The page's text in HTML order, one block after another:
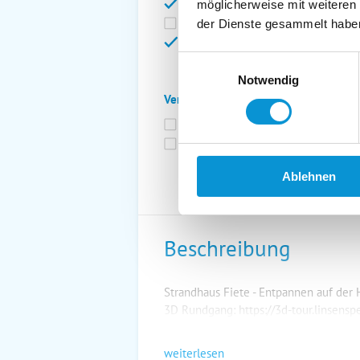
möglicherweise mit
der Dienste gesammelt
Notwendig
Ablehnen
Bettwäsche inkl.
Fahrräder
Verpflegung:
Brötchenservice
Vollpension möglich
Beschreibung
Strandhaus Fiete - Entpannen auf
3D Rundgang: https://3d-
weiterlesen